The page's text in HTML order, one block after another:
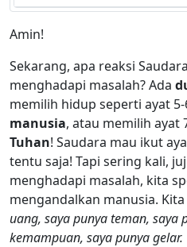
Amin!
Sekarang, apa reaksi
menghadapi masalah? Ada
memilih hidup seperti ayat 5-
manusia, atau memilih ayat
Tuhan! Saudara mau ikut
tentu saja! Tapi sering kali,
menghadapi masalah, kita
mengandalkan manusia.
uang, saya punya teman, saya
kemampuan, saya punya gelar.